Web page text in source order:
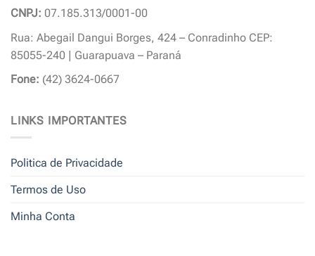
CNPJ: 07.185.313/0001-00
Rua: Abegail Dangui Borges, 424 – Conradinho CEP:
85055-240 | Guarapuava – Paraná
Fone: (42) 3624-0667
LINKS IMPORTANTES
Politica de Privacidade
Termos de Uso
Minha Conta